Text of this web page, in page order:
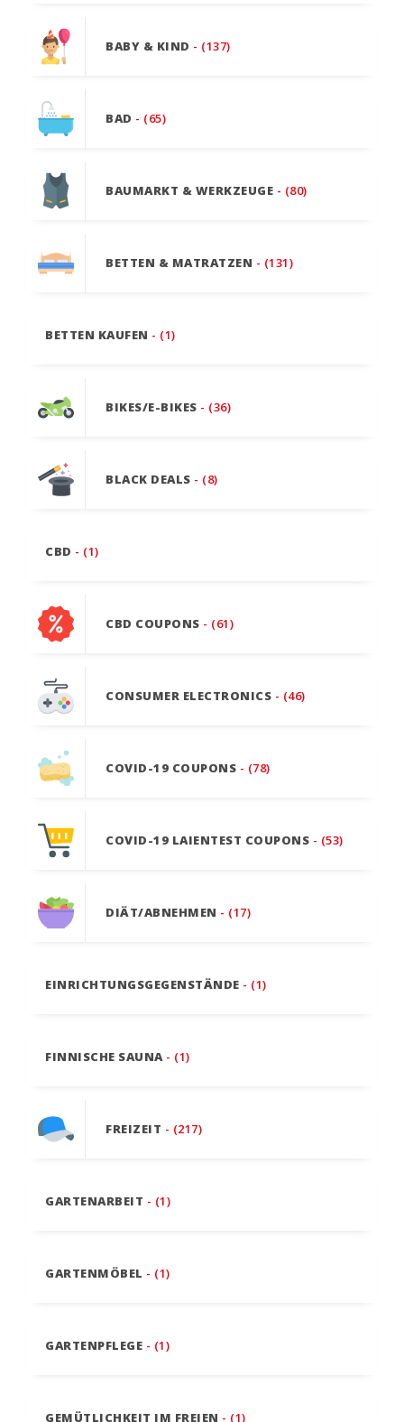
BABY & KIND - (137)
BAD - (65)
BAUMARKT & WERKZEUGE - (80)
BETTEN & MATRATZEN - (131)
BETTEN KAUFEN - (1)
BIKES/E-BIKES - (36)
BLACK DEALS - (8)
CBD - (1)
CBD COUPONS - (61)
CONSUMER ELECTRONICS - (46)
COVID-19 COUPONS - (78)
COVID-19 LAIENTEST COUPONS - (53)
DIÄT/ABNEHMEN - (17)
EINRICHTUNGSGEGENSTÄNDE - (1)
FINNISCHE SAUNA - (1)
FREIZEIT - (217)
GARTENARBEIT - (1)
GARTENMÖBEL - (1)
GARTENPFLEGE - (1)
GEMÜTLICHKEIT IM FREIEN - (1)